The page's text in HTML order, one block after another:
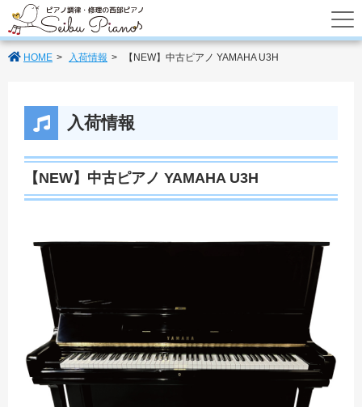
あなたのパートナーの西部ピアノでは調
HOME 入荷情報 【NEW】中古ピアノ YAMAHA U3H
入荷情報
【NEW】中古ピアノ YAMAHA U3H